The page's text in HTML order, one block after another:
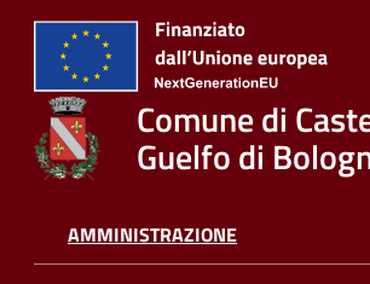
Comune di
Guelfo di
AMMINISTRAZIONE